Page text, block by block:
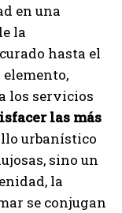
en una
la
hasta el
los servicios
las más
urbanístico
sino un
la
se conjugan